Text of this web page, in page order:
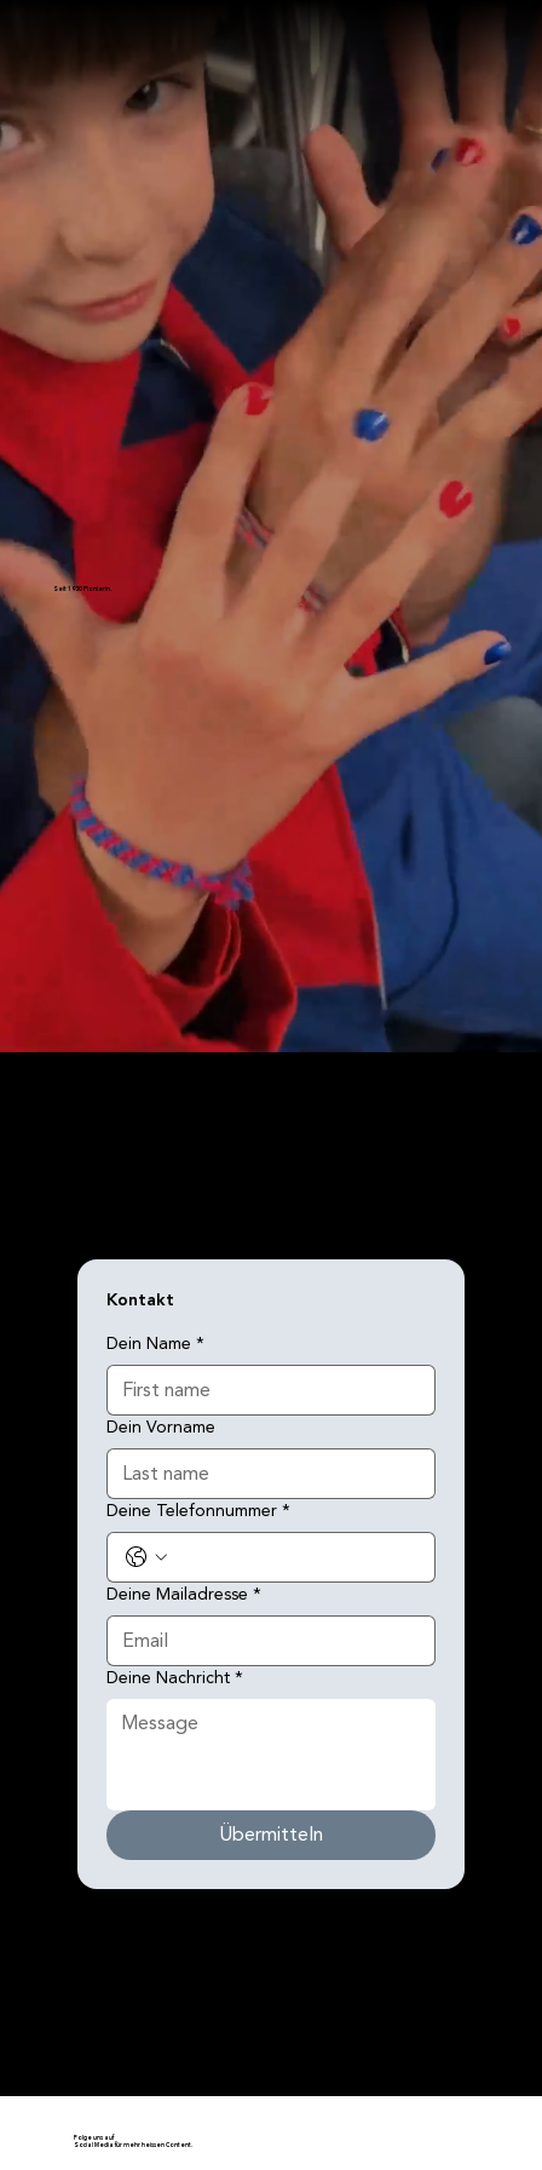
Seit 1930 Pionierin.
Kontakt
Dein Name *
Dein Vorname
Deine Telefonnummer*
Deine Mailadresse *
Deine Nachricht*
Übermitteln
Folge uns auf
Social Media für mehr heissen Content.